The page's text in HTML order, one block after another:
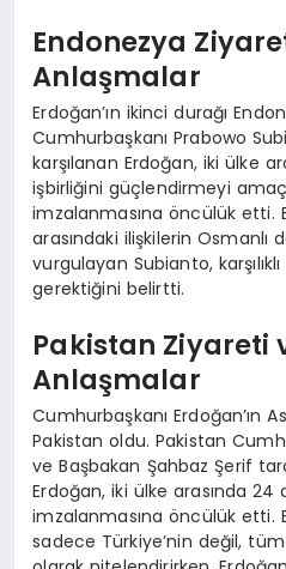
Endonezya
Anlaşmalar
Erdoğan’ın ikinci durağı
Cumhurbaşkanı Prabowo
karşılanan Erdoğan, iki ülke
işbirliğini güçlendirmeyi
imzalanmasına öncülük etti.
arasındaki ilişkilerin Osmanlı
vurgulayan Subianto,
gerektiğini belirtti.
Pakistan Ziyareti
Anlaşmalar
Cumhurbaşkanı Erdoğan’ın
Pakistan oldu. Pakistan
ve Başbakan Şahbaz Şerif
Erdoğan, iki ülke arasında 24
imzalanmasına öncülük etti.
sadece Türkiye’nin değil,